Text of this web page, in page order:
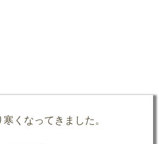
くなってきました。